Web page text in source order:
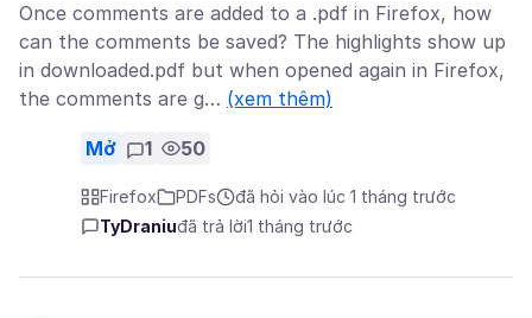
Once comments are added to a .pdf in Firefox, how
can the comments be saved? The highlights show up
in downloaded.pdf but when opened again in Firefox,
the comments are g… (xem thêm)
Mở 1 50
Firefox PDFs
đã hỏi vào lúc 1 tháng trước
TyDraniuđã trả lời1 tháng trước